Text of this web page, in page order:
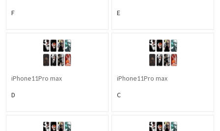
F E
iPhone11Pro max
D
iPhone11Pro max
C